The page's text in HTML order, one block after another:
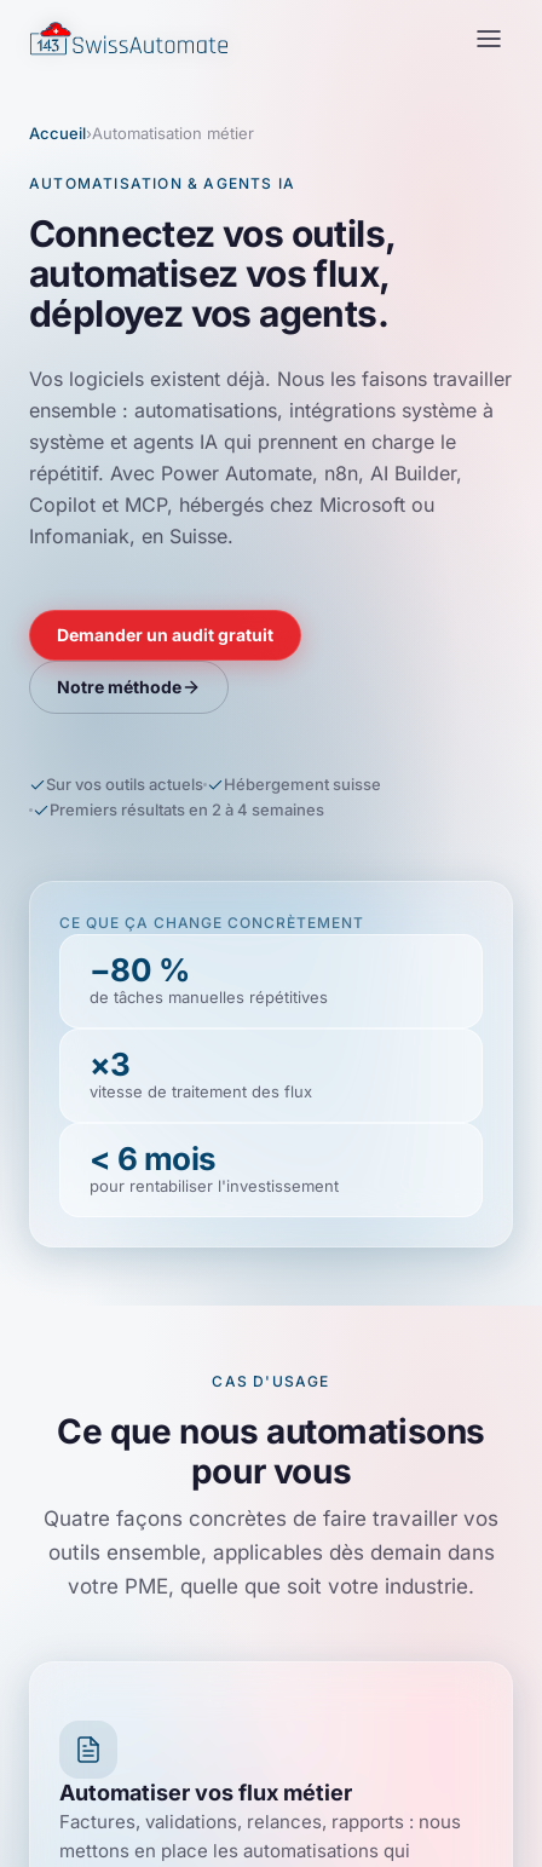
Accueil›Automatisation métier
AUTOMATISATION & AGENTS IA
Connectez vos outils,
automatisez vos flux,
déployez vos agents.
Vos logiciels existent déjà. Nous les faisons travailler
ensemble : automatisations, intégrations système à
système et agents IA qui prennent en charge le
répétitif. Avec Power Automate, n8n, AI Builder,
Copilot et MCP, hébergés chez Microsoft ou
Infomaniak, en Suisse.
Demander un audit gratuit
Notre méthode
Sur vos outils actuels
Hébergement suisse
Premiers résultats en 2 à 4 semaines
CE QUE ÇA CHANGE CONCRÈTEMENT
−80 %
de tâches manuelles répétitives
×3
vitesse de traitement des flux
< 6 mois
pour rentabiliser l'investissement
CAS D'USAGE
Ce que nous automatisons
pour vous
Quatre façons concrètes de faire travailler vos
outils ensemble, applicables dès demain dans
votre PME, quelle que soit votre industrie.
Automatiser vos flux métier
Factures, validations, relances, rapports : nous
mettons en place les automatisations qui